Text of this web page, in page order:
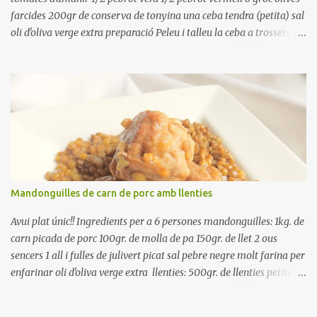
farcides 200gr de conserva de tonyina una ceba tendra (petita) sal
oli d'oliva verge extra preparació Peleu i talleu la ceba a trossets i
Renteu les tomates i talleu-les a octaus. Talleu les olives a
rodanxes. Una hora abans de portar a la taula, poseu els cigrons,
ben escorreguts, en un bol, amb la resta d'ingredients: les tomates,
el pebrot, la ceba, (escorreguda), les olives i la tonyina esmicolada.
Amaniu amb sal i oli... bon profit!!
Mandonguilles de carn de porc amb llenties
Avui plat únic!! Ingredients per a 6 persones mandonguilles: 1kg. de
carn picada de porc 100gr. de molla de pa 150gr. de llet 2 ous
sencers 1 all i fulles de julivert picat sal pebre negre molt farina per
enfarinar oli d'oliva verge extra llenties: 500gr. de llenties petites